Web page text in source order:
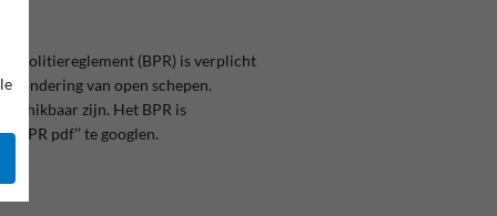
(BPR) is verplicht
van open schepen.
zijn. Het BPR is
pdf’’ te googlen.